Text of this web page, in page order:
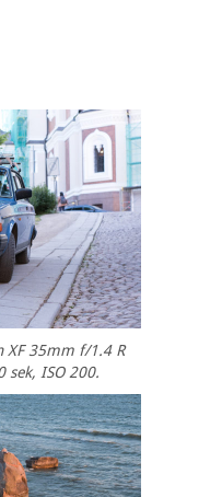
XF 35mm f/1.4 R
ISO 200.